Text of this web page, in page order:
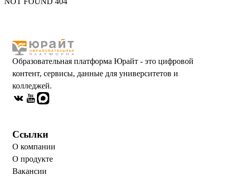
Образовательная платформа Юрайт - это цифровой
контент, сервисы, данные для университетов и
колледжей.
Ссылки
О компании
О продукте
Вакансии